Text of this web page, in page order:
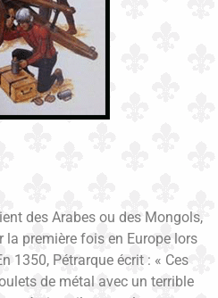
des Arabes ou des Mongols,
première fois en Europe lors
1350, Pétrarque écrit : « Ces
de métal avec un terrible